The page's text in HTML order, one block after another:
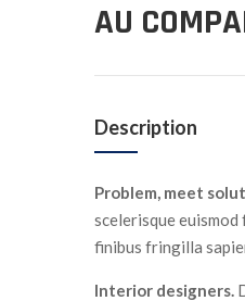
AU
Description
Problem, meet
scelerisque
finibus fringilla
Interior designers.